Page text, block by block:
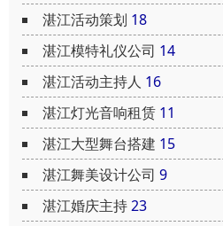
湛江活动策划 18
湛江模特礼仪公司 14
湛江活动主持人 16
湛江灯光音响租赁 11
湛江大型舞台搭建 15
湛江舞美设计公司 9
湛江婚庆主持23